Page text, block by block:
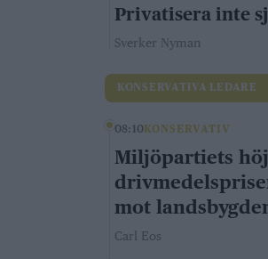
Privatisera inte
Sverker Nyman
KONSERVATIVA LEDARE
08:10 KONSERVATIV
Miljöpartiets
mot
Carl Eos